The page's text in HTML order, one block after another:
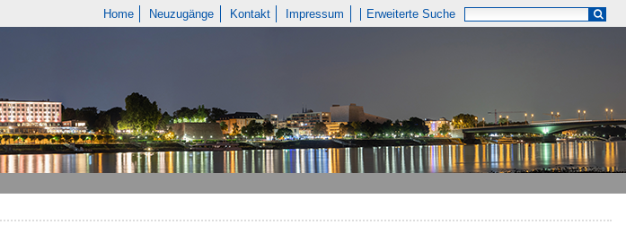
Home Neuzugänge Kontakt Impressum Erweiterte Suche